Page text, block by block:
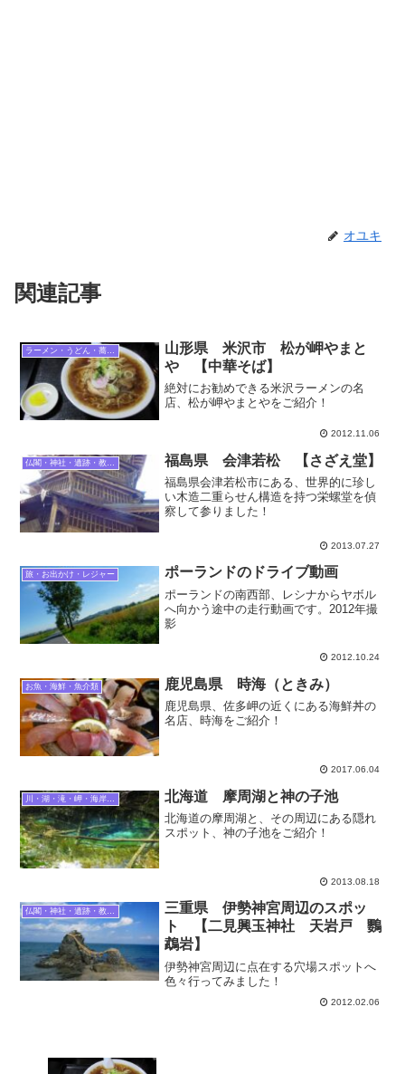
オユキ
関連記事
ラーメン・うどん・蕎麦・麺類
山形県 米沢市 松が岬やまと
や 【中華そば】
絶対にお勧めできる米沢ラーメンの名
店、松が岬やまとやをご紹介！
2012.11.06
福島県 会津若松 【さざえ堂】
福島県会津若松市にある、世界的に珍し
い木造二重らせん構造を持つ栄螺堂を偵
察して参りました！
2013.07.27
旅・お出かけ・レジャー ポーランドのドライブ動画
ポーランドの南西部、レシナからヤボル
へ向かう途中の走行動画です。2012年撮
影
2012.10.24
お魚・海鮮・魚介類 鹿児島県 時海（ときみ）
鹿児島県、佐多岬の近くにある海鮮丼の
名店、時海をご紹介！
2017.06.04
北海道 摩周湖と神の子池
北海道の摩周湖と、その周辺にある隠れ
スポット、神の子池をご紹介！
2013.08.18
三重県 伊勢神宮周辺のスポッ
ト 【二見興玉神社 天岩戸 鸚
鵡岩】
伊勢神宮周辺に点在する穴場スポットへ
色々行ってみました！
2012.02.06